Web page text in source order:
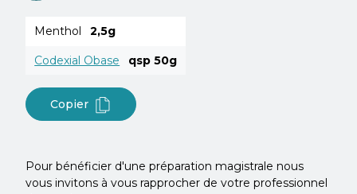
Menthol 2,5g
Codexial Obase qsp 50g
Copier
Pour bénéficier d'une préparation magistrale nous
vous invitons à vous rapprocher de votre professionnel